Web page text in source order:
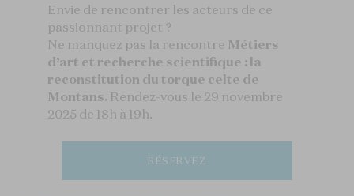
Envie de rencontrer les acteurs de ce
passionnant projet ?
Ne manquez pas la rencontre Métiers
d’art et recherche scientifique : la
reconstitution du torque celte de
Montans. Rendez-vous le 29 novembre
2025 de 18h à 19h.
RÉSERVEZ